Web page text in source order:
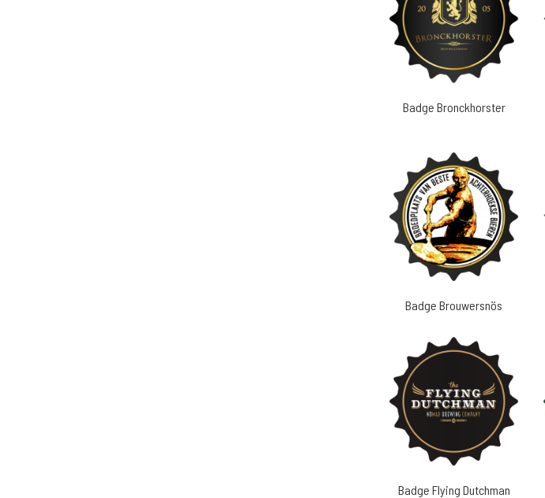
Badge Bronckhorster
Badge Brouwersnös
Badge Flying Dutchman